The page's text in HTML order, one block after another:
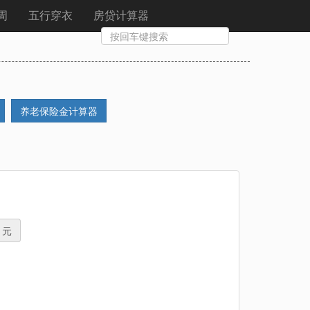
五行穿衣 房贷计算器
养老保险金计算器
元